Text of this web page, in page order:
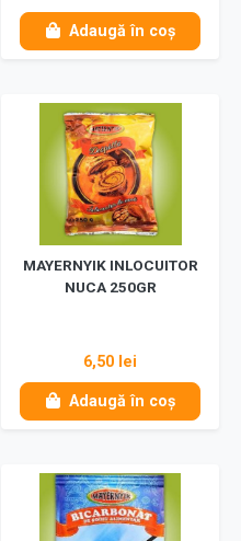
Adaugă în coș
MAYERNYIK INLOCUITOR
NUCA 250GR
6,50 lei
Adaugă în coș